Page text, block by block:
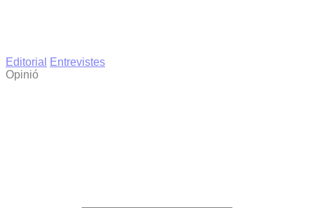
Editorial
Entrevistes
Opinió